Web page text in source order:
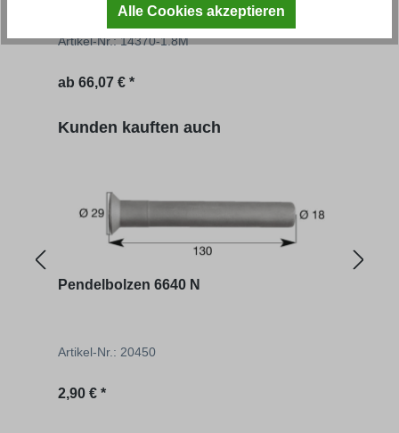
Artikel-Nr.: 14370-1.8M
Regulärer Preis:
ab 66,07 € *
Produktgalerie überspringen
Kunden kauften auch
Pendelbolzen 6640 N
Artikel-Nr.: 20450
Regulärer Preis:
2,90 € *
Alle Cookies akzeptieren